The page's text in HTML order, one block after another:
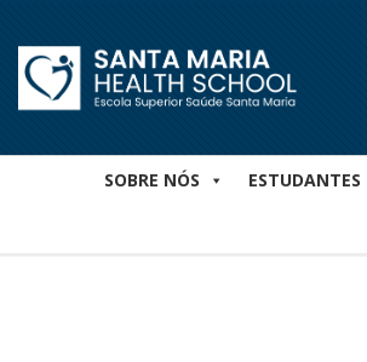
content
SOBRE NÓS ESTUDANTES